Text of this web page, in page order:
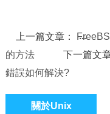
上一篇文章：
的方法
下一篇文
錯誤如何解決?
關於Unix